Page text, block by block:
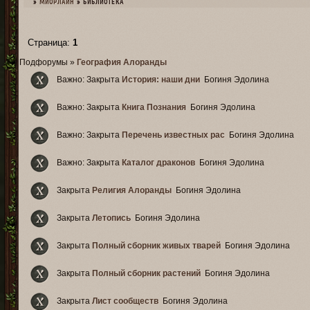
» МИОРЛАЙН » БИБЛИОТЕКА
Страница:1
Подфорумы » География Алоранды
Важно: Закрыта История: наши дни Богиня Эдолина
Важно: Закрыта Книга Познания Богиня Эдолина
Важно: Закрыта Перечень известных рас Богиня Эдолина
Важно: Закрыта Каталог драконов Богиня Эдолина
Закрыта Религия Алоранды Богиня Эдолина
Закрыта Летопись Богиня Эдолина
Закрыта Полный сборник живых тварей Богиня Эдолина
Закрыта Полный сборник растений Богиня Эдолина
Закрыта Лист сообществ Богиня Эдолина